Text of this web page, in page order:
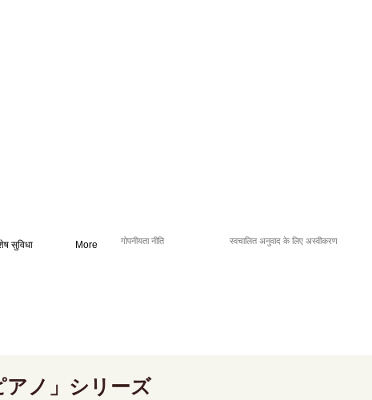
सुविधा More गोपनीयता नीति स्वचालित अनुवाद के लिए अस्वीकरण
ノ」シリーズ